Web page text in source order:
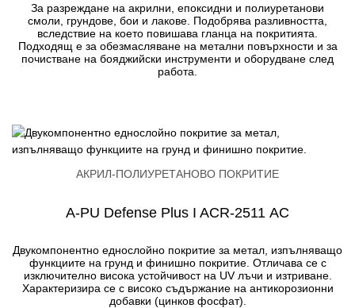
За разреждане на акрилни, епоксидни и полиуретанови
смоли, грундове, бои и лакове. Подобрява разливността,
вследствие на което повишава гланца на покритията.
Подходящ е за обезмасляване на метални повърхности и за
почистване на бояджийски инструменти и оборудване след
работа.
АКРИЛ-ПОЛИУРЕТАНОВО ПОКРИТИЕ
A-PU Defense Plus I ACR-2511 АC
Двукомпонентно еднослойно покритие за метал, изпълняващо
функциите на грунд и финишно покритие. Отличава се с
изключително висока устойчивост на UV лъчи и изтриване.
Характеризира се с високо съдържание на антикорозионни
добавки (цинков фосфат).